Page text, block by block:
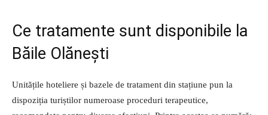
Ce tratamente sunt disponibile la
Băile Olănești
Unitățile hoteliere și bazele de tratament din stațiune pun la
dispoziția turiștilor numeroase proceduri terapeutice,